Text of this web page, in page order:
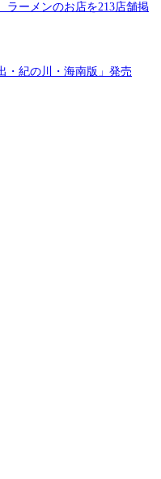
ラーメンのお店を213店舗掲
・紀の川・海南版」発売